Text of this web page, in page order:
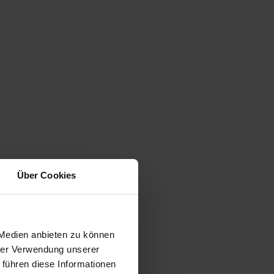
Über Cookies
anbieten zu können
Verwendung unserer
diese Informationen